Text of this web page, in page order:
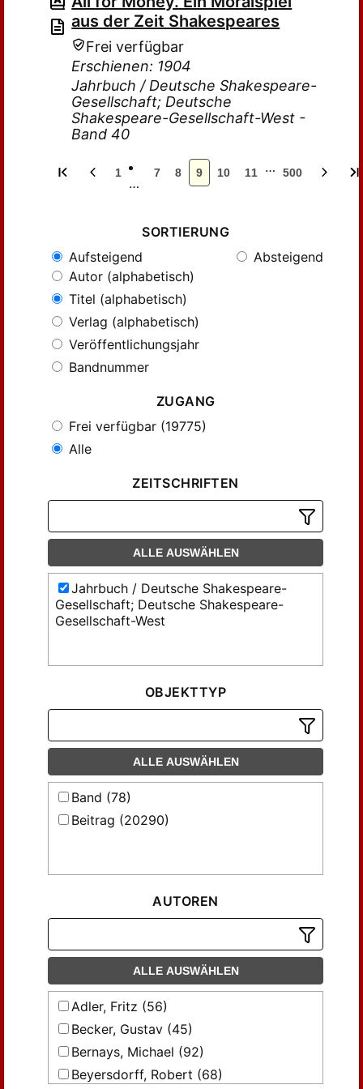
aus der Zeit Shakespeares
Frei verfügbar
Erschienen: 1904
Jahrbuch / Deutsche Shakespeare-
Gesellschaft; Deutsche
Shakespeare-Gesellschaft-West -
Band 40
1
…
7 8 9 10 11 … 500
SORTIERUNG
Aufsteigend
Absteigend
Autor (alphabetisch)
Titel (alphabetisch)
Verlag (alphabetisch)
Veröffentlichungsjahr
Bandnummer
ZUGANG
Frei verfügbar (19775)
Alle
ZEITSCHRIFTEN
ALLE AUSWÄHLEN
Jahrbuch / Deutsche Shakespeare-
Gesellschaft; Deutsche Shakespeare-
Gesellschaft-West
OBJEKTTYP
ALLE AUSWÄHLEN
Band (78)
Beitrag (20290)
AUTOREN
ALLE AUSWÄHLEN
Adler, Fritz (56)
Becker, Gustav (45)
Bernays, Michael (92)
Beyersdorff, Robert (68)